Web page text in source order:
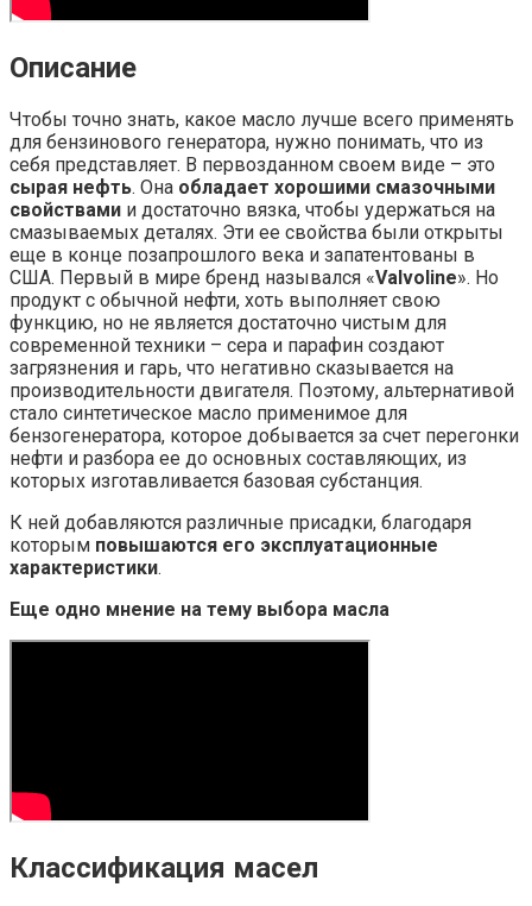
Описание
Чтобы точно знать, какое масло лучше всего применять
для бензинового генератора, нужно понимать, что из
себя представляет. В первозданном своем виде – это
сырая нефть. Она обладает хорошими смазочными
свойствами и достаточно вязка, чтобы удержаться на
смазываемых деталях. Эти ее свойства были открыты
еще в конце позапрошлого века и запатентованы в
США. Первый в мире бренд назывался «Valvoline». Но
продукт с обычной нефти, хоть выполняет свою
функцию, но не является достаточно чистым для
современной техники – сера и парафин создают
загрязнения и гарь, что негативно сказывается на
производительности двигателя. Поэтому, альтернативой
стало синтетическое масло применимое для
бензогенератора, которое добывается за счет перегонки
нефти и разбора ее до основных составляющих, из
которых изготавливается базовая субстанция.
К ней добавляются различные присадки, благодаря
которым повышаются его эксплуатационные
характеристики.
Еще одно мнение на тему выбора масла
Классификация масел